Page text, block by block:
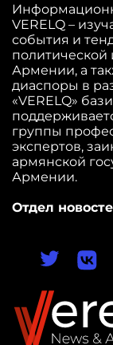
VERELQ –
события и
политической
Армении, а
диаспоры в
«VERELQ»
группы
экспертов,
армянской
Армении.
Отдел